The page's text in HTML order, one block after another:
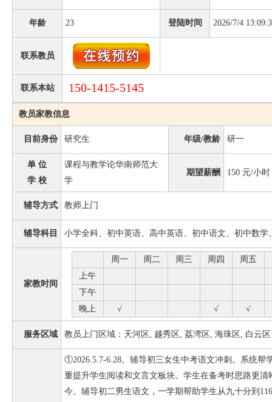
年龄 23 登陆时间 2026/7/4
联系教员
联系本站 150-1415-5145
教员家教信息
目前身份 研究生 年级/教龄 研一
单 位
学 校
课程与教学论华南师范大
学
期望薪酬 150 元/小时
辅导方式 教师上门
辅导科目 小学全科、初中英语、高中英语、初中语文、初中数学
家教时间
周一 周二 周三 周四 周五
上午
下午
晚上
√ √ √
服务区域 教员上门区域：天河区, 越秀区, 荔湾区, 海珠区, 白云区
①2026.5.7-6.28。辅导初三女生中考语文冲刺。系统帮
重提升学生阅读和文言文板块。学生在备考时思路更
今。辅导初二男生语文，一学期帮助学生从九十分到